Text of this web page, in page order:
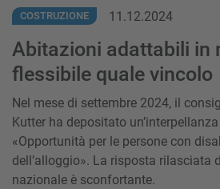
COSTRUZIONE 11.12.2024
Abitazioni adattabili in
flessibile quale vincolo
Nel mese di settembre 2024, il
Kutter ha depositato
«Opportunità per le persone con
dell’alloggio». La risposta rilasciata
nazionale è sconfortante.